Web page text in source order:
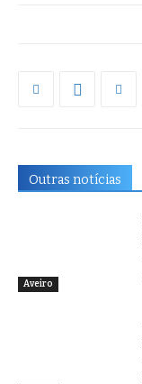
Outras notícias
Aveiro